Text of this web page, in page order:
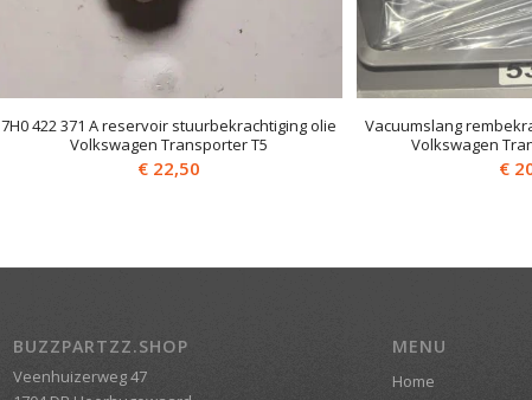
7H0 422 371 A reservoir stuurbekrachtiging olie
Volkswagen Transporter T5
€22,50
Vacuumslang
Volkswagen
€
BUZZPARTZZ.SHOP
Veenhuizerweg 47
MENU
Home